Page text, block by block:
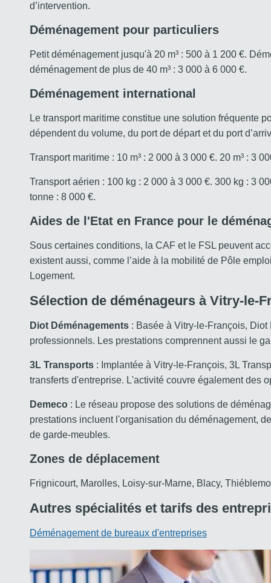
d’intervention.
Déménagement pour particuliers
Petit déménagement jusqu'à 20 m³ : 500 à 1 200 €.
déménagement de plus de 40 m³ : 3 000 à 6 000 €.
Déménagement international
Le transport maritime constitue une solution fréquente
dépendent du volume, du port de départ et du port
Transport maritime : 10 m³ : 2 000 à 3 000 €. 20 m³ : 3
Transport aérien : 100 kg : 2 000 à 3 000 €. 300 kg : 3
tonne : 8 000 €.
Aides de l'Etat en France pour le
Sous certaines conditions, la CAF et le FSL peuvent
existent aussi, comme l’aide à la mobilité de Pôle
Logement.
Sélection de déménageurs à Vitry-le-
Diot Déménagements : Basée à Vitry-le-François,
professionnels. Les prestations comprennent aussi le
3L Transports : Implantée à Vitry-le-François, 3L
transferts d'entreprise. L'activité couvre également des
Demeco : Le réseau propose des solutions de
prestations incluent l'organisation du déménagement,
de garde-meubles.
Zones de déplacement
Frignicourt, Marolles, Loisy-sur-Marne, Blacy,
Autres spécialités et tarifs des
Déménagement de bureaux d'entreprises